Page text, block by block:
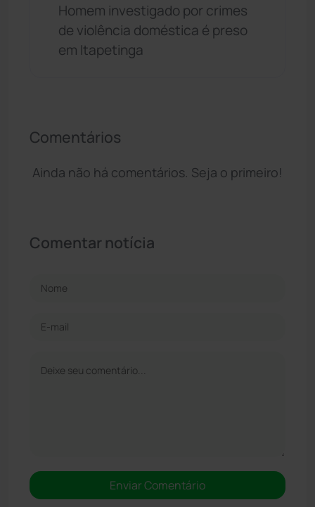
Homem investigado por crimes
de violência doméstica é preso
em Itapetinga
Comentários
Ainda não há comentários. Seja o primeiro!
Comentar notícia